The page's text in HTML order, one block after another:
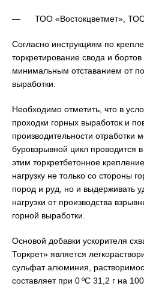
— ТОО «Востокцветмет», ТОО
Согласно инструкциям по
торкретирование свода и
минимальным отставанием от
выработки.
Необходимо отметить, что в
проходки горных выработок и
производительности отработки
буровзрывной цикл проводится
этим торкретбетонное
нагрузку не только со стороны
пород и руд, но и выдерживать
нагрузки от производства
горной выработки.
Основой добавки ускорителя
Торкрет» является
сульфат алюминия,
составляет при 0 ºС 31,2 г на